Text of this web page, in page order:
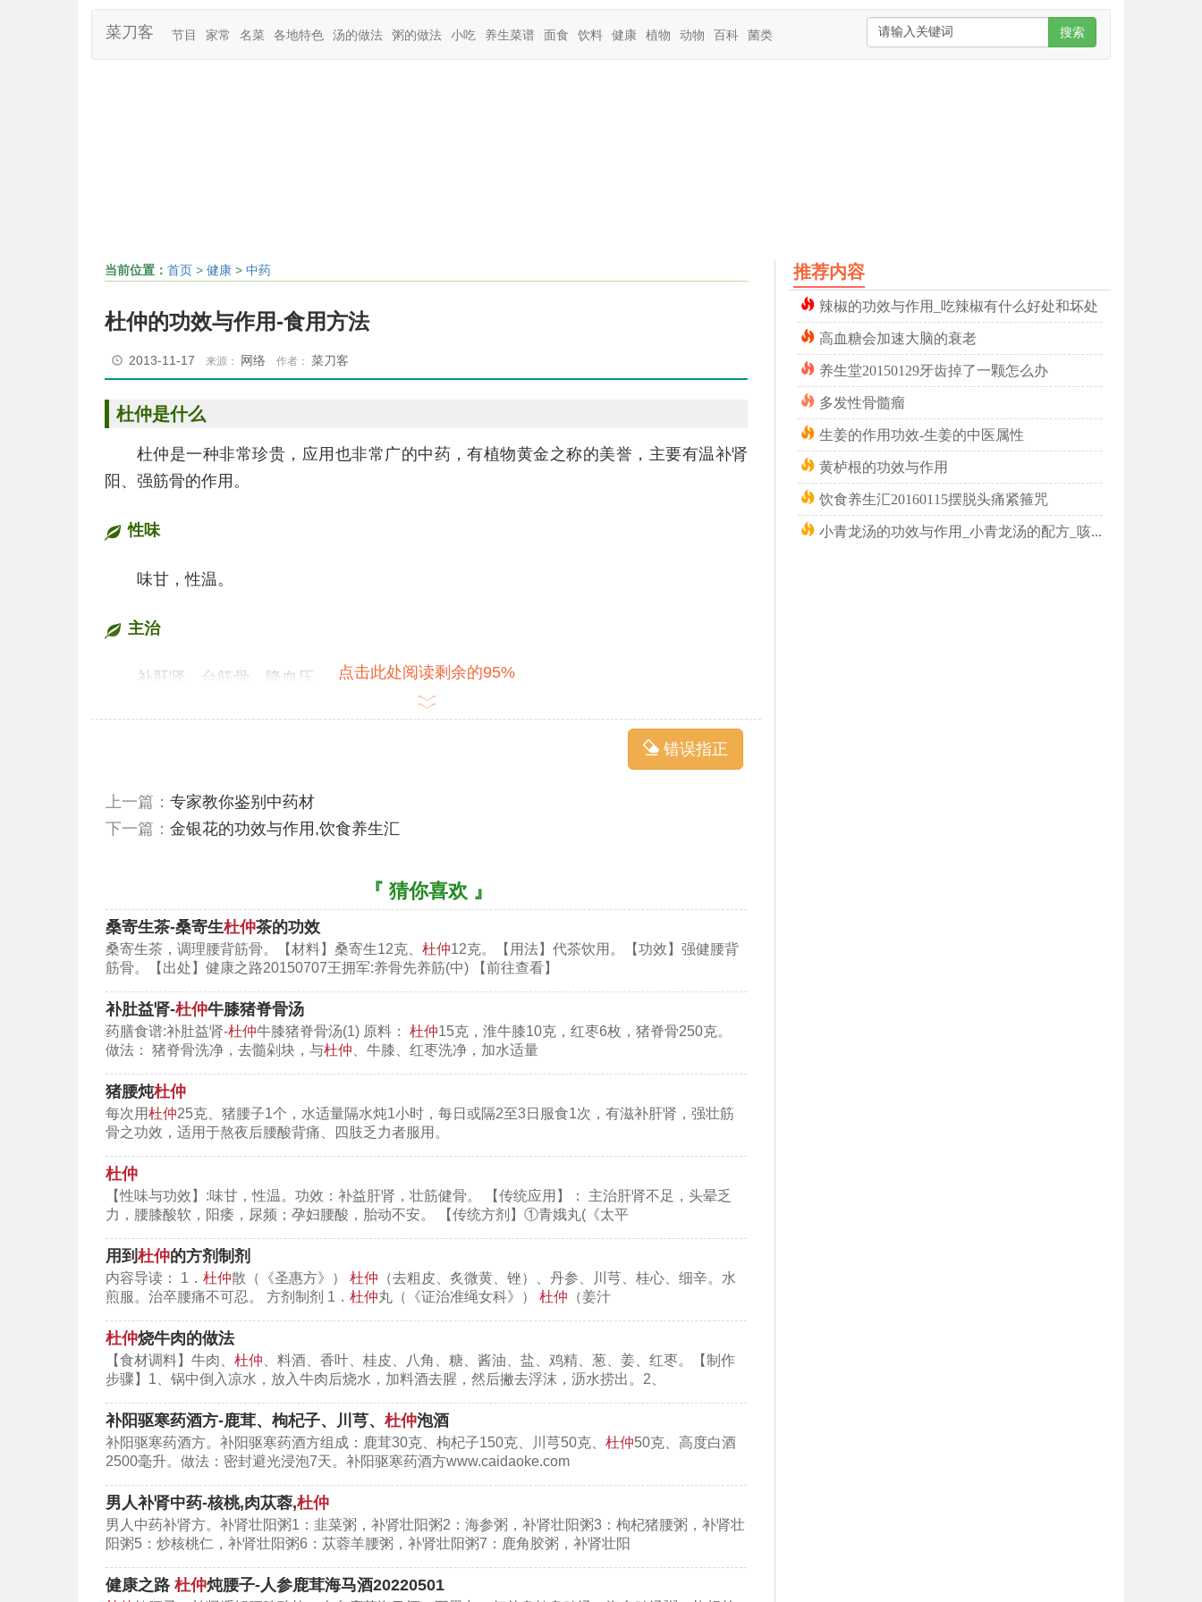
菜刀客 搜索
节目 家常 名菜 各地特色 汤的做法 粥的做法 小吃 养生菜谱 面食 饮料 健康 植物 动物 百科 菌类
当前位置： 首页 > 健康 > 中药
杜仲的功效与作用-食用方法
2013-11-17 来源： 网络 作者： 菜刀客
杜仲是什么
杜仲是一种非常珍贵，应用也非常广的中药，有植物黄金之称的美誉，主要有温补肾
阳、强筋骨的作用。
性味
味甘，性温。
主治
补肝肾、台筋骨、降血压。
（图：杜仲的作用）
杜仲的作用
利尿作用：杜仲的各种制剂对麻醉犬均有利尿作用，且无"快速耐受"现象。对正常大
鼠、小鼠亦有利尿作用。杜仲中含钾0.4%，故推论利尿可能与钾有关。
（图：中药杜仲）
功效与作用
点击此处阅读剩余的95%
错误指正
上一篇： 专家教你鉴别中药材
下一篇： 金银花的功效与作用,饮食养生汇
『 猜你喜欢 』
桑寄生茶-桑寄生杜仲茶的功效
桑寄生茶，调理腰背筋骨。【材料】桑寄生12克、 杜仲12克。【用法】代茶饮用。【功效】强健腰背
筋骨。【出处】健康之路20150707王拥军:养骨先养筋(中) 【前往查看】
补肚益肾-杜仲牛膝猪脊骨汤
药膳食谱:补肚益肾-杜仲牛膝猪脊骨汤(1) 原料： 杜仲15克，淮牛膝10克，红枣6枚，猪脊骨250克。
做法： 猪脊骨洗净，去髓剁块，与杜仲 、牛膝、红枣洗净，加水适量
猪腰炖杜仲
每次用杜仲25克、猪腰子1个，水适量隔水炖1小时，每日或隔2至3日服食1次，有滋补肝肾，强壮筋
骨之功效，适用于熬夜后腰酸背痛、四肢乏力者服用。
杜仲
【性味与功效】:味甘，性温。功效：补益肝肾，壮筋健骨。 【传统应用】： 主治肝肾不足，头晕乏
力，腰膝酸软，阳痿，尿频；孕妇腰酸，胎动不安。 【传统方剂】①青娥丸(《太平
用到 杜仲的方剂制剂
内容导读： 1． 杜仲散（《圣惠方》） 杜仲 （去粗皮、炙微黄、锉）、丹参、川芎、桂心、细辛。水
煎服。治卒腰痛不可忍。 方剂制剂 1． 杜仲丸（《证治准绳女科》） 杜仲 （姜汁
杜仲烧牛肉的做法
【食材调料】牛肉、 杜仲 、料酒、香叶、桂皮、八角、糖、酱油、盐、鸡精、葱、姜、红枣。【制作
步骤】1、锅中倒入凉水，放入牛肉后烧水，加料酒去腥，然后撇去浮沫，沥水捞出。2、
补阳驱寒药酒方-鹿茸、枸杞子、川芎、 杜仲泡酒
补阳驱寒药酒方。补阳驱寒药酒方组成：鹿茸30克、枸杞子150克、川芎50克、 杜仲50克、高度白酒
2500毫升。做法：密封避光浸泡7天。补阳驱寒药酒方www.caidaoke.com
男人补肾中药-核桃,肉苁蓉,杜仲
男人中药补肾方。补肾壮阳粥1：韭菜粥，补肾壮阳粥2：海参粥，补肾壮阳粥3：枸杞猪腰粥，补肾壮
阳粥5：炒核桃仁，补肾壮阳粥6：苁蓉羊腰粥，补肾壮阳粥7：鹿角胶粥，补肾壮阳
健康之路 杜仲炖腰子-人参鹿茸海马酒20220501
推荐内容
辣椒的功效与作用_吃辣椒有什么好处和坏处
高血糖会加速大脑的衰老
养生堂20150129牙齿掉了一颗怎么办
多发性骨髓瘤
生姜的作用功效-生姜的中医属性
黄栌根的功效与作用
饮食养生汇20160115摆脱头痛紧箍咒